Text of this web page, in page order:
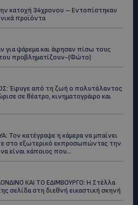
κατοχή 34χρονου – Εντοπίστηκαν
προϊόντα
ψάρεμα και άφησαν πίσω τους
προβληματίζουν-(Φώτο)
Έφυγε από τη ζωή ο πολυτάλαντος
σε θέατρο, κινηματογράφο και
Τον κατέγραψε η κάμερα να μπαίνει
στο εξωτερικό εκπροσωπώντας την
είναι κάποιος που...
ΚΑΙ ΤΟ ΕΔΙΜΒΟΥΡΓΟ: Η Στέλλα
σελίδα στη διεθνή εικαστική σκηνή